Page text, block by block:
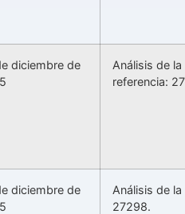
diciembre de
Análisis de
referencia:
diciembre de
Análisis de
27298.